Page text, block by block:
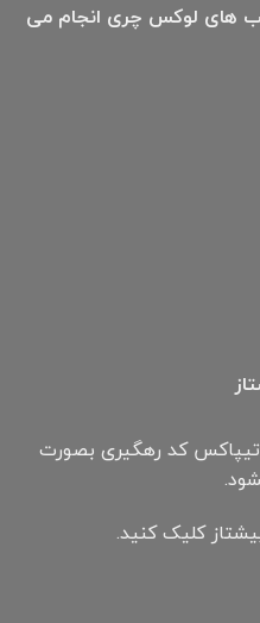
های لوکس چری انجام می
کد رهگیری بصورت
کلیک کنید.